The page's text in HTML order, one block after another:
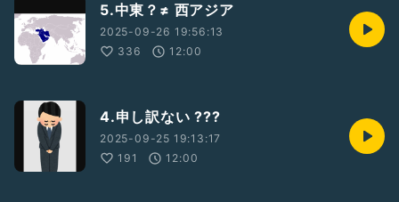
5.中東？≠ 西アジア
2025-09-26 19:56:13
336
12:00
4.申し訳ない ???
2025-09-25 19:13:17
191
12:00